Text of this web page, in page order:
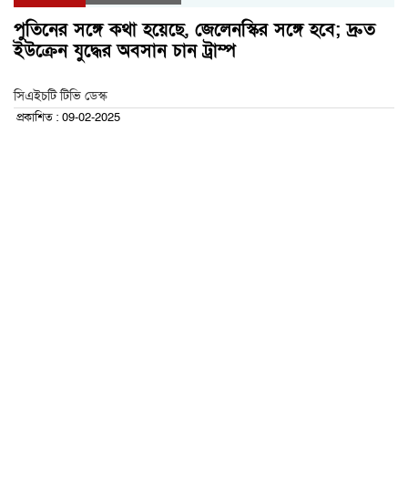
পুতিনের সঙ্গে কথা হয়েছে, জেলেনস্কির সঙ্গে হবে; দ্রুত
ইউক্রেন যুদ্ধের অবসান চান ট্রাম্প
সিএইচটি টিভি ডেস্ক
প্রকাশিত : 09-02-2025